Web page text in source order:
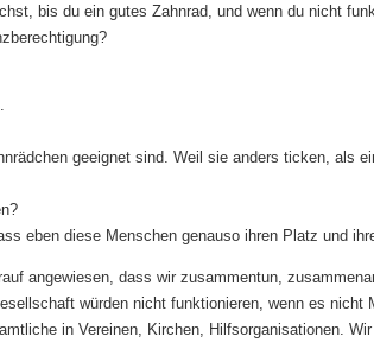
bis du ein gutes Zahnrad, und wenn du nicht
geeignet sind. Weil sie anders ticken, als
eben diese Menschen genauso ihren Platz und
angewiesen, dass wir zusammentun,
würden nicht funktionieren, wenn es nicht
in Vereinen, Kirchen, Hilfsorganisationen. Wir